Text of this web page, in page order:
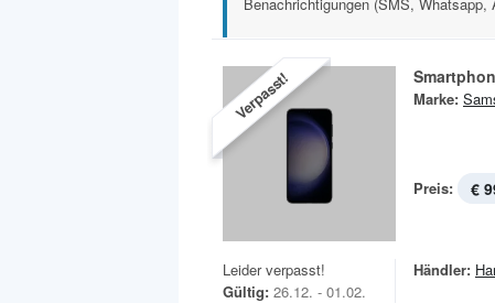
Benachrichtigungen (SMS,
Verpasst! Marke:
Preis: €
Leider verpasst!
Gültig: 26.12. - 01.02.
Händler: